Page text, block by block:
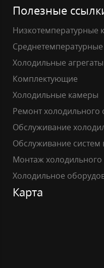
Полезные
Низкотемпературные
Холодильные агрегаты
Комплектующие
Холодильные камеры
Ремонт холодильного
Обслуживание
Обслуживание систем
Монтаж
Холодильное
Карта